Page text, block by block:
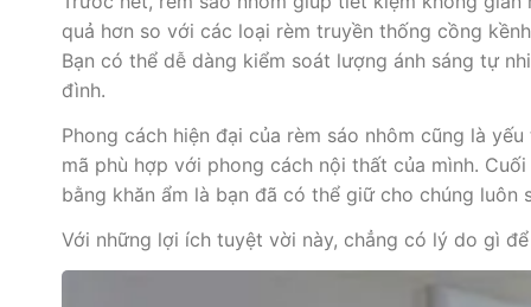
quả hơn so với các loại rèm truyền thống cồng
Bạn có thể dễ dàng kiểm soát lượng ánh sáng tự
đình.
Phong cách hiện đại của rèm sáo nhôm cũng là
mã phù hợp với phong cách nội thất của mình.
bằng khăn ẩm là bạn đã có thể giữ cho chúng luôn
Với những lợi ích tuyệt vời này, chẳng có lý do gì